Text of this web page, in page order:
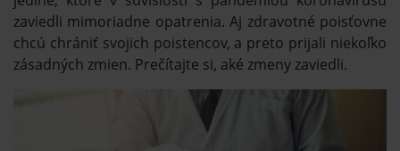
zaviedli mimoriadne opatrenia. Aj zdravotné poisťovne
chcú chrániť svojich poistencov, a preto prijali niekoľko
zásadných zmien. Prečítajte si, aké zmeny zaviedli.